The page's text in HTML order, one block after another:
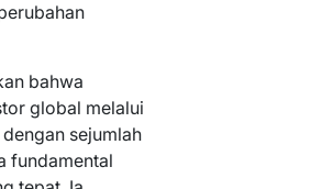
bahwa
global melalui
sejumlah
fundamental